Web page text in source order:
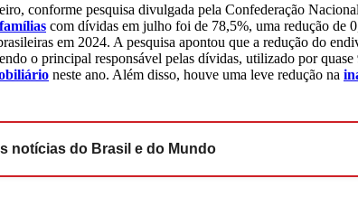
conforme pesquisa divulgada pela Confederação
famílias com dívidas em julho foi de 78,5%, uma redução de
em 2024. A pesquisa apontou que a redução do
o principal responsável pelas dívidas, utilizado por
neste ano. Além disso, houve uma leve redução na
notícias do Brasil e do Mundo